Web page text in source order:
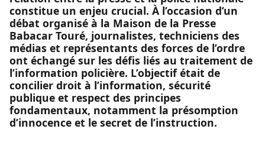
constitue un enjeu crucial. À l’occasion d’un
débat organisé à la Maison de la Presse
Babacar Touré, journalistes, techniciens des
médias et représentants des forces de l’ordre
ont échangé sur les défis liés au traitement de
l’information policière. L’objectif était de
concilier droit à l’information, sécurité
publique et respect des principes
fondamentaux, notamment la présomption
d’innocence et le secret de l’instruction.